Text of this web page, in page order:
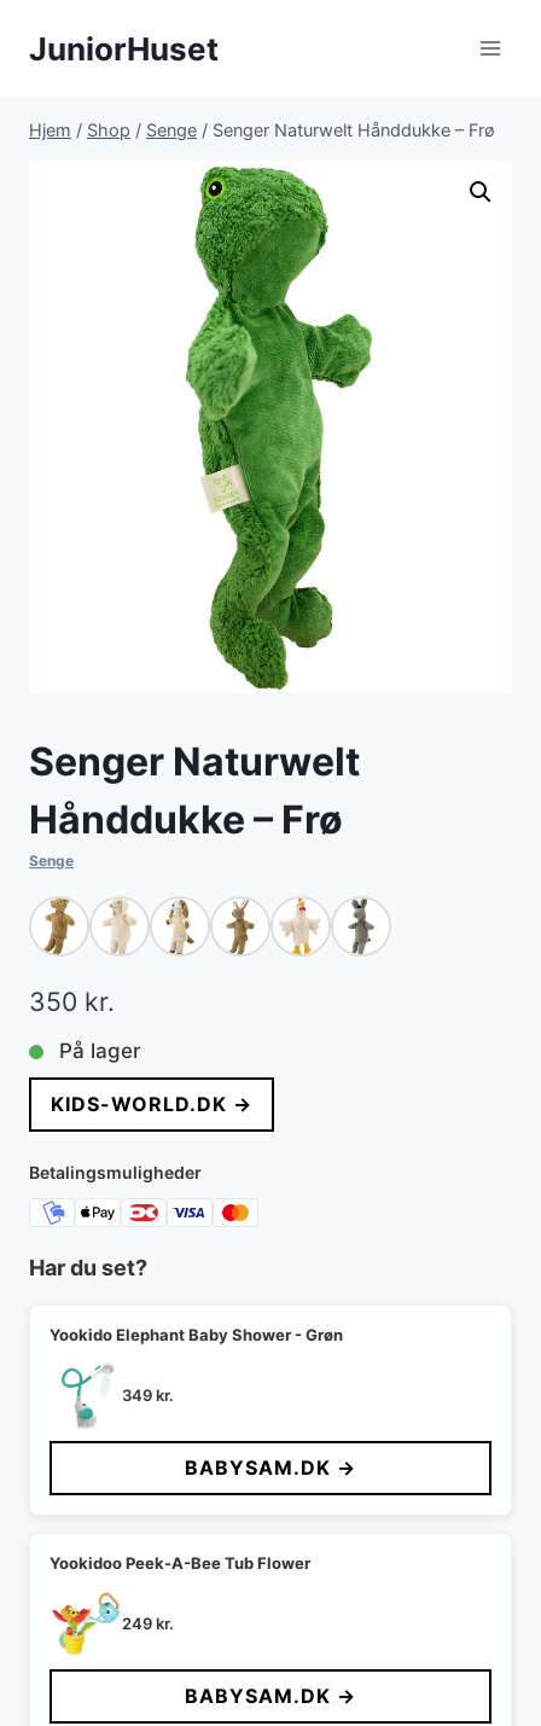
JuniorHuset
Hjem / Shop / Senge / Senger Naturwelt Hånddukke – Frø
Senger Naturwelt
Hånddukke – Frø
Senge
350 kr.
På lager
KIDS-WORLD.DK →
Betalingsmuligheder
Har du set?
Yookido Elephant Baby Shower - Grøn
349kr.
BABYSAM.DK →
Yookidoo Peek-A-Bee Tub Flower
249kr.
BABYSAM.DK →